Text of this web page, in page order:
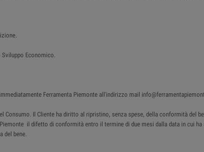
Economico.
Ferramenta Piemonte all'indirizzo mail
Il Cliente ha diritto al ripristino, senza spese, della conformità del
il difetto di conformità entro il termine di due mesi dalla data in cui
del bene.